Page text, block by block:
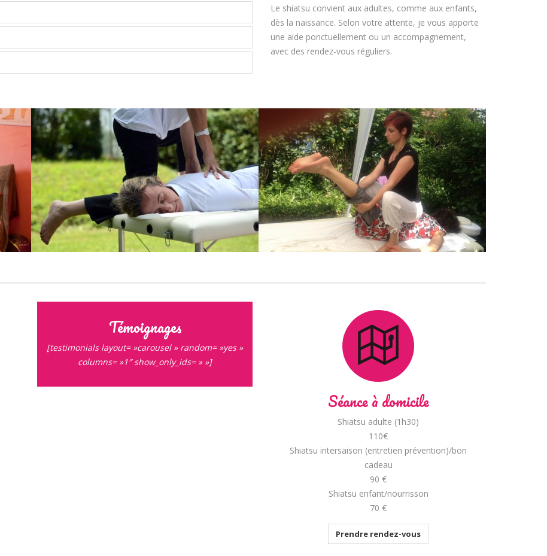
Le shiatsu convient aux adultes, comme aux enfants,
dès la naissance. Selon votre attente, je vous apporte
une aide ponctuellement ou un accompagnement,
avec des rendez-vous réguliers.
Témoignages
[testimonials layout= »carousel » random= »yes »
columns= »1″ show_only_ids= » »]
Séance à domicile
Shiatsu adulte (1h30)
110€
Shiatsu intersaison (entretien prévention)/bon
cadeau
90 €
Shiatsu enfant/nourrisson
70 €
Prendre rendez-vous